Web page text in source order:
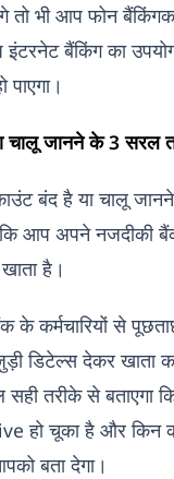
भी आप फोन
बैंकिंग का
पाएगा।
चालू जानने के 3 सरल
बंद है या चालू
आप अपने नजदीकी
है।
के कर्मचारियों से
डिटेल्स देकर खाता
तरीके से बताएगा
हो चूका है और
बता देगा।